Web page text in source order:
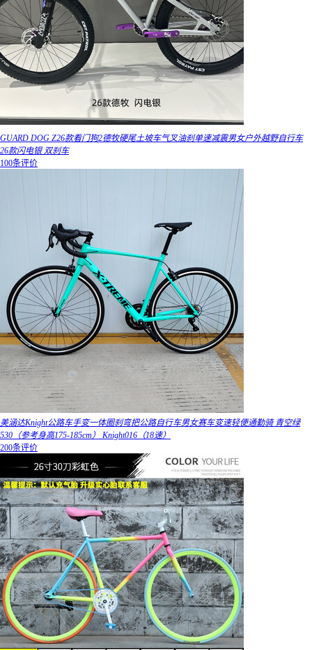
GUARD DOG Z26款看门狗2德牧硬尾土坡车气叉油刹单速减震男女户外越野自行车
26款闪电银 双刹车
100条评价
美涵达Knight公路车手变一体圈刹弯把公路自行车男女赛车变速轻便通勤骑 青空绿
530（参考身高175-185cm） Knight016（18速）
200条评价